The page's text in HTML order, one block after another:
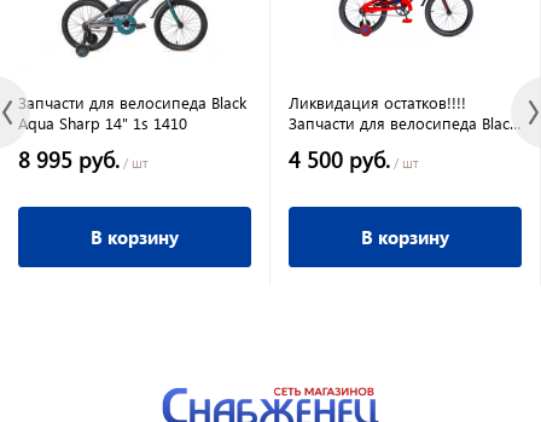
Запчасти для велосипеда Black
Aqua Sharp 14" 1s 1410
8 995 руб. / шт
В корзину
Ликвидация остатков!!!!
Запчасти для велосипеда Black
KG1608
4 500 руб. / шт
В корзину